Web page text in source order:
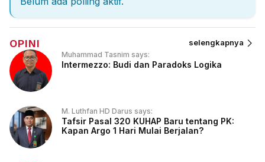
OPINI selengkapnya
Muhammad Tasnim says:
Intermezzo: Budi dan Paradoks Logika
M. Luthfan HD Darus says:
Tafsir Pasal 320 KUHAP Baru tentang PK:
Kapan Argo 1 Hari Mulai Berjalan?